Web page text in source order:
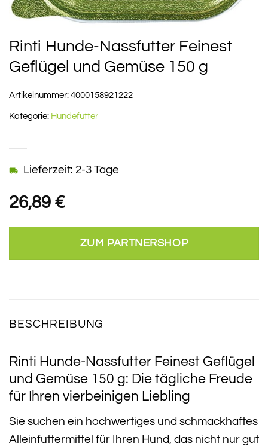
Rinti Hunde-Nassfutter Feinest
Geflügel und Gemüse 150 g
26,89 €
Lieferzeit: 2-3 Tage
ZUM PARTNERSHOP
Artikelnummer: 4000158921222
Kategorie: Hundefutter
BESCHREIBUNG
Rinti Hunde-Nassfutter Feinest Geflügel
und Gemüse 150 g: Die tägliche Freude
für Ihren vierbeinigen Liebling
Sie suchen ein hochwertiges und schmackhaftes
Alleinfuttermittel für Ihren Hund, das nicht nur gut